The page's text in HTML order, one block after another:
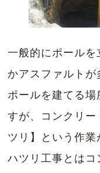
一般的にポールを
かアスファルトが
ポールを建てる場
すが、コンクリー
ツリ】という作業
ハツリ工事とはコ